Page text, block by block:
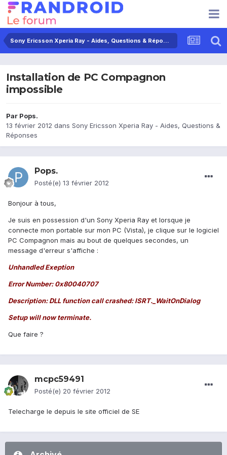
Sony Ericsson Xperia Ray - Aides, Questions & Réponses
Installation de PC Compagnon
impossible
Par Pops.
13 février 2012 dans Sony Ericsson Xperia Ray - Aides, Questions &
Réponses
Pops.
Posté(e) 13 février 2012
Bonjour à tous,
Je suis en possession d'un Sony Xperia Ray et lorsque je
connecte mon portable sur mon PC (Vista), je clique sur le logiciel
PC Compagnon mais au bout de quelques secondes, un
message d'erreur s'affiche :
Unhandled Exeption
Error Number: 0x80040707
Description: DLL function call crashed: ISRT._WaitOnDialog
Setup will now terminate.
Que faire ?
mcpc59491
Posté(e) 20 février 2012
Telecharge le depuis le site officiel de SE